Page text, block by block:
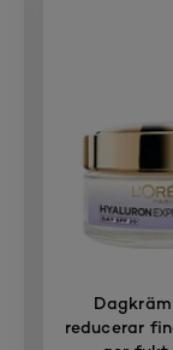
Dagkräm
reducerar